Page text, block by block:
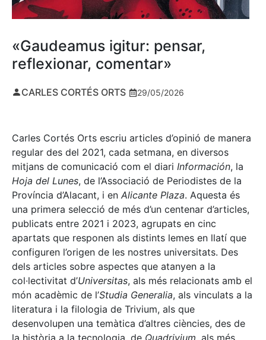
«Gaudeamus igitur: pensar,
reflexionar, comentar»
CARLES CORTÉS ORTS 29/05/2026
Carles Cortés Orts escriu articles d’opinió de manera
regular des del 2021, cada setmana, en diversos
mitjans de comunicació com el diari Información, la
Hoja del Lunes, de l’Associació de Periodistes de la
Província d’Alacant, i en Alicante Plaza. Aquesta és
una primera selecció de més d’un centenar d’articles,
publicats entre 2021 i 2023, agrupats en cinc
apartats que responen als distints lemes en llatí que
configuren l’origen de les nostres universitats. Des
dels articles sobre aspectes que atanyen a la
col·lectivitat d’Universitas, als més relacionats amb el
món acadèmic de l’Studia Generalia, als vinculats a la
literatura i la filologia de Trivium, als que
desenvolupen una temàtica d’altres ciències, des de